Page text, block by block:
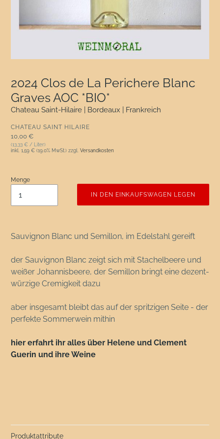
2024 Clos de La Perichere Blanc
Graves AOC *BIO*
Chateau Saint-Hilaire | Bordeaux | Frankreich
VERKÄUFER
CHATEAU SAINT HILAIRE
Normaler Preis
10,00 €
(13,33 € / Liter)
inkl. 1,59 € (19.0% MwSt.) zzgl. Versandkosten
Menge
IN DEN EINKAUFSWAGEN LEGEN
Sauvignon Blanc und Semillon, im Edelstahl gereift
der Sauvignon Blanc zeigt sich mit Stachelbeere und
weißer Johannisbeere, der Semillon bringt eine dezent-
würzige Cremigkeit dazu
aber insgesamt bleibt das auf der spritzigen Seite - der
perfekte Sommerwein mithin
hier erfahrt ihr alles über Helene und Clement
Guerin und ihre Weine
Produktattribute